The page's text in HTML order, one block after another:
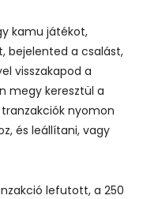
kamu játékot,
bejelented a csalást,
visszakapod a
megy keresztül a
nyomon
és leállítani, vagy
lefutott, a 250